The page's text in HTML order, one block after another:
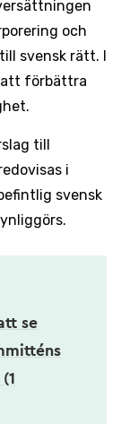
och
svensk rätt. I
förbättra
till
i
svensk
se